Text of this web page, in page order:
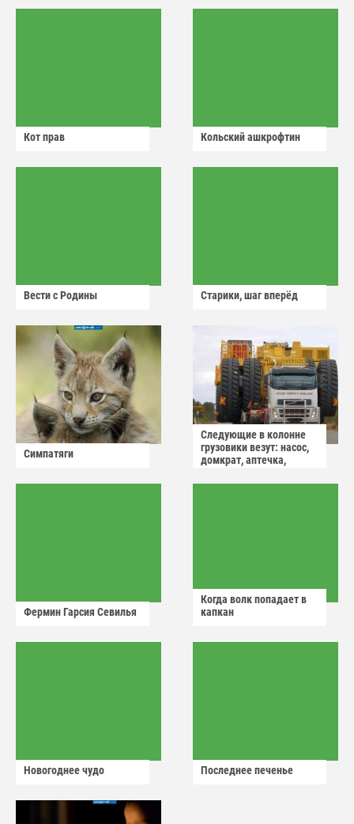
Кот прав Кольский ашкрофтин
Вести с Родины Старики, шаг вперёд
Симпатяги
Следующие в колонне
грузовики везут: насос,
домкрат, аптечка,
Фермин Гарсия Севилья
Когда волк попадает в
капкан
Новогоднее чудо Последнее печенье